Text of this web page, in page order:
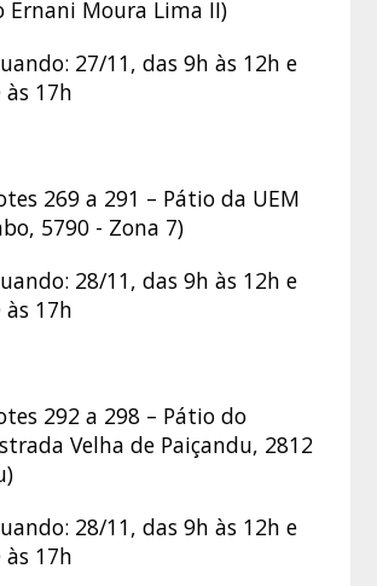
Ernani Moura Lima II)
27/11, das 9h às 12h e
às 17h
a 291 – Pátio da UEM
5790 - Zona 7)
28/11, das 9h às 12h e
às 17h
a 298 – Pátio do
Velha de Paiçandu, 2812
28/11, das 9h às 12h e
às 17h